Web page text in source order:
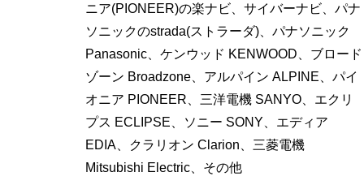
ニア(PIONEER)の楽ナビ、サイバーナビ、パナ
ソニックのstrada(ストラーダ)、パナソニック
Panasonic、ケンウッド KENWOOD、ブロード
ゾーン Broadzone、アルパイン ALPINE、パイ
オニア PIONEER、三洋電機 SANYO、エクリ
プス ECLIPSE、ソニー SONY、エディア
EDIA、クラリオン Clarion、三菱電機
Mitsubishi Electric、その他